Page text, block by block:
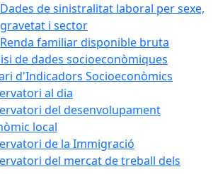
Dades de sinistralitat laboral per sexe,
gravetat i sector
Renda familiar disponible bruta
de dades socioeconòmiques
d'Indicadors Socioeconòmics
al dia
del desenvolupament
local
de la Immigració
del mercat de treball dels